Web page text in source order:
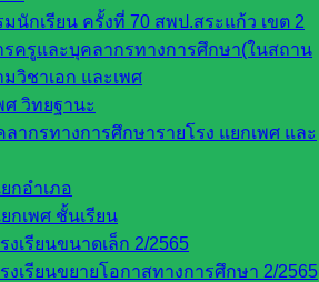
นักเรียน ครั้งที่ 70 สพป.สระแก้ว เขต 2
ครูและบุคลากรทางการศึกษา(ในสถาน
วิชาเอก และเพศ
ศ วิทยฐานะ
ากรทางการศึกษารายโรง แยกเพศ และ
กอำเภอ
กเพศ ชั้นเรียน
งเรียนขนาดเล็ก 2/2565
งเรียนขยายโอกาสทางการศึกษา 2/2565